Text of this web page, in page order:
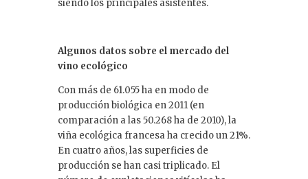
siendo los principales asistentes.
Algunos datos sobre el mercado del
vino ecológico
Con más de 61.055 ha en modo de
producción biológica en 2011 (en
comparación a las 50.268 ha de 2010), la
viña ecológica francesa ha crecido un 21%.
En cuatro años, las superficies de
producción se han casi triplicado. El